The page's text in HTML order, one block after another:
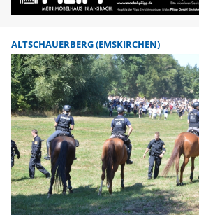
ALTSCHAUERBERG (EMSKIRCHEN)